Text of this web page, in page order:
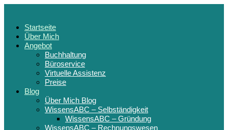
Startseite
Über Mich
Angebot
Buchhaltung
Büroservice
Virtuelle Assistenz
Preise
Blog
Über Mich Blog
WissensABC – Selbständigkeit
WissensABC – Gründung
WissensABC – Rechnungswesen